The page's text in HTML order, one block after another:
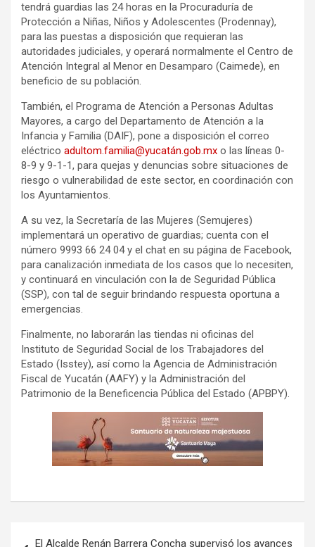
tendrá guardias las 24 horas en la Procuraduría de
Protección a Niñas, Niños y Adolescentes (Prodennay),
para las puestas a disposición que requieran las
autoridades judiciales, y operará normalmente el Centro de
Atención Integral al Menor en Desamparo (Caimede), en
beneficio de su población.
También, el Programa de Atención a Personas Adultas
Mayores, a cargo del Departamento de Atención a la
Infancia y Familia (DAIF), pone a disposición el correo
eléctrico adultom.familia@yucatán.gob.mx o las líneas 0-
8-9 y 9-1-1, para quejas y denuncias sobre situaciones de
riesgo o vulnerabilidad de este sector, en coordinación con
los Ayuntamientos.
A su vez, la Secretaría de las Mujeres (Semujeres)
implementará un operativo de guardias; cuenta con el
número 9993 66 24 04 y el chat en su página de Facebook,
para canalización inmediata de los casos que lo necesiten,
y continuará en vinculación con la de Seguridad Pública
(SSP), con tal de seguir brindando respuesta oportuna a
emergencias.
Finalmente, no laborarán las tiendas ni oficinas del
Instituto de Seguridad Social de los Trabajadores del
Estado (Isstey), así como la Agencia de Administración
Fiscal de Yucatán (AAFY) y la Administración del
Patrimonio de la Beneficencia Pública del Estado (APBPY).
El Alcalde Renán Barrera Concha supervisó los avances